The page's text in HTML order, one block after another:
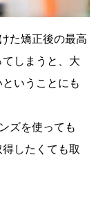
た矯正後の最高
しまうと、大
いうことにも
ズを使っても
したくても取